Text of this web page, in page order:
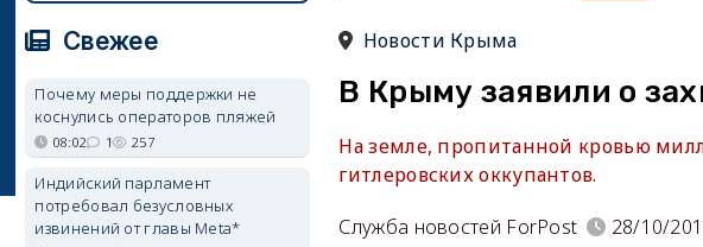
Новости Крыма
В Крыму заявили о
На земле, пропитанной кровью
гитлеровских оккупантов.
Служба новостей ForPost
28/10/
Свежее
Почему меры поддержки не
коснулись операторов пляжей
08:02 1 257
Индийский парламент
потребовал безусловных
извинений от главы Meta*